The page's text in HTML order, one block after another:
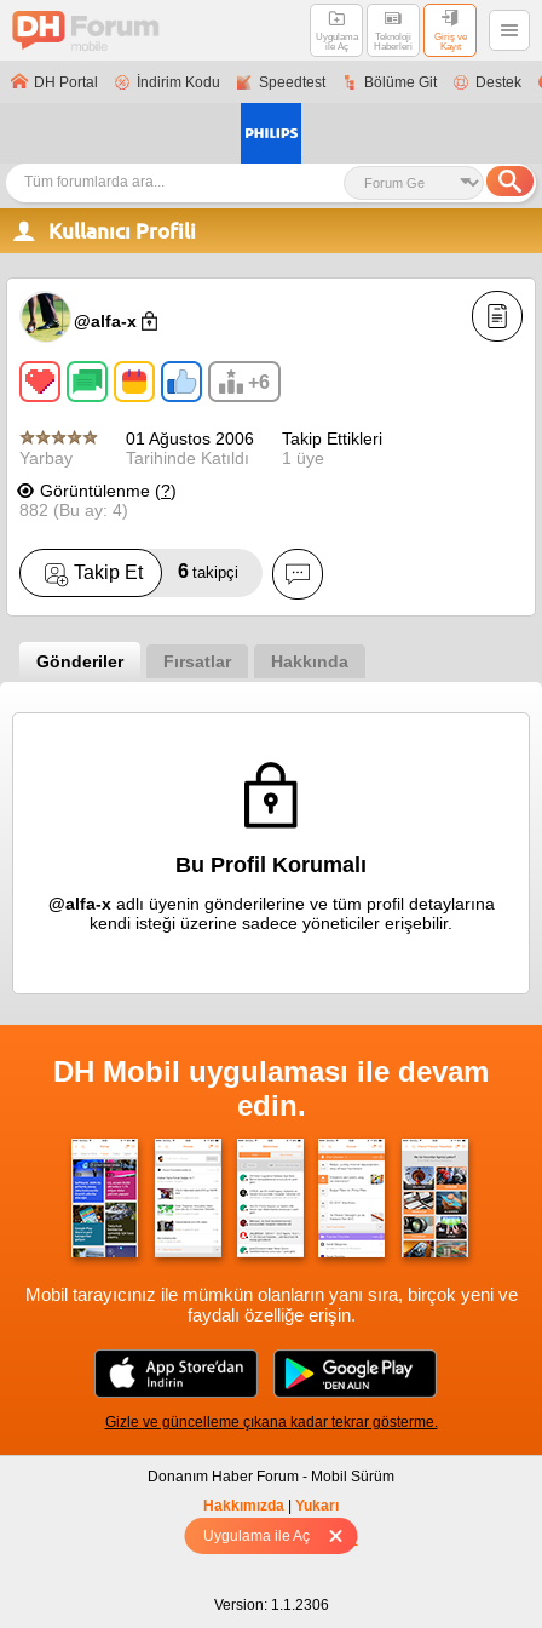
Uygulama
ile Aç
Uygulama ile Aç
Teknoloji
Haberleri
Giriş ve
Kayıt
DH Portal İndirim Kodu Speedtest Bölüme Git Destek
Kullanıcı Profili
@alfa-x
+6
Yarbay
01 Ağustos 2006
Tarihinde Katıldı
Takip Ettikleri
1 üye
Görüntülenme (?)
882 (Bu ay: 4)
Takip Et 6 takipçi
Gönderiler Fırsatlar Hakkında
Bu Profil Korumalı
@alfa-xadlı üyenin gönderilerine ve tüm profil detaylarına
kendi isteği üzerine sadece yöneticiler erişebilir.
DH Mobil uygulaması ile devam
edin.
Mobil tarayıcınız ile mümkün olanların yanı sıra, birçok yeni ve
faydalı özelliğe erişin.
Gizle ve güncelleme çıkana kadar tekrar gösterme.
Donanım Haber Forum - Mobil Sürüm
Hakkımızda | Yukarı
Tam sürüm için Tıklayınız
Version: 1.1.2306